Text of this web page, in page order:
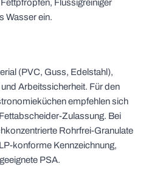
Flüssigreiniger
Wasser ein.
(PVC, Guss, Edelstahl),
Arbeitssicherheit. Für den
empfehlen sich
Zulassung. Bei
Rohrfrei-Granulate
konforme Kennzeichnung,
PSA.